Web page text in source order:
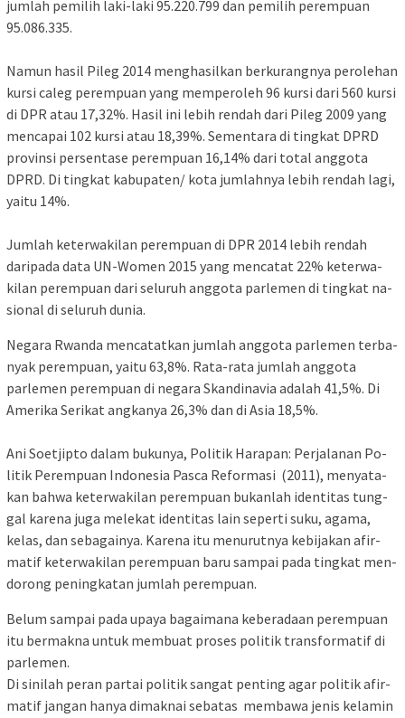
jumlah pemilih laki-laki 95.220.799 dan pemilih pe­rem­pu­an
95.086.335.
Namun hasil Pileg 2014 meng­­hasilkan berkurangnya per­­olehan
kursi caleg pe­re­m­pu­­an yang memperoleh 96 kur­si da­ri 560 kursi
di DPR atau 17,32%. Hasil ini lebih ren­dah da­ri Pileg 2009 yang
men­capai 102 kursi atau 18,39%. Se­me­n­ta­­ra di ting­kat DPRD
provinsi per­­­sentase perempuan 16,14% da­ri total anggota
DPRD. Di ting­kat kab­u­pa­ten/ kota jum­lah­nya le­bih ren­dah la­gi,
yaitu 14%.
Jumlah ke­ter­wakilan pe­rem­­­puan di DPR 2014 lebih ren­­dah
daripada da­ta UN-Wo­men ­2015 yang men­ca­tat 22% ke­ter­wa­­
kilan pe­rem­pu­­an dari se­lu­ruh ang­gota pa­r­le­men di ting­kat na­
si­o­nal di se­luruh du­­nia.
Ne­gara Rwa­­­n­­­da men­ca­tat­­kan jum­lah ang­gota par­le­­men ter­ba­
nyak pe­rem­puan, y­a­­itu 63,8%. Rata-rata jumlah ang­­­go­ta
parlemen pe­rem­pu­an di ne­­ga­ra Skan­di­na­via adalah 41,5%. Di
Amerika Se­rikat ang­ka­nya 26,3% dan di Asia 18,5%.
Ani Soetjipto dalam buk­u­nya, Po­l­itik Harapan: Perjalanan Po­
litik Pe­rempuan Indonesia Pas­ca Re­for­masi (2011), ­me­nya­ta­
kan bahwa ke­terwakilan pe­rem­pu­an bu­kan­lah identitas tung­
gal karena juga m­e­lekat iden­titas lain seperti su­ku, aga­ma,
kelas, dan sebagainya. Ka­­re­na itu menurutnya ke­bi­jak­an afir­
matif keterwakilan pe­rem­­pu­an baru sampai pada ting­kat men­
dorong peningkatan jum­­lah perempuan.
Belum sampai pa­da upaya ba­­gaimana ke­ber­ada­an pe­rem­­puan
itu ber­mak­na untuk mem­­buat proses po­li­tik trans­for­­ma­tif di
parlemen.
Di sinilah peran partai po­li­­­tik sangat penting agar po­li­tik afir­
matif jangan hanya di­ma­k­­nai sebatas membawa je­n­is ke­la­­min